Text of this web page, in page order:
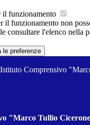
il funzionamento
il funzionamento non
consultare l'elenco nella
le preferenze
Istituto Comprensivo
"Marco Tullio